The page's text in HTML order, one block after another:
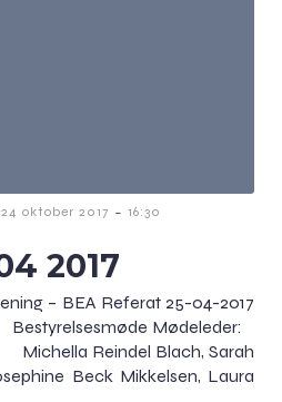
24 oktober 2017 - 16:30
2017
– BEA Referat 25-04-2017
Mødeleder:
Reindel Blach, Sarah
Beck Mikkelsen, Laura